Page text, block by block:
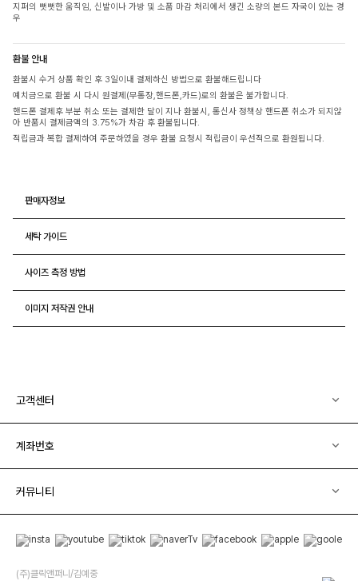
지퍼의 뻣뻣한 움직임, 신발이나 가방 및 소품 마감 처리에서 생긴 소량의 본드 자국이 있는 경
우
환불 안내
환불시 수거 상품 확인 후 3일이내 결제하신 방법으로 환불해드립니다
예치금으로 환불 시 다시 원결제(무통장,핸드폰,카드)로의 환불은 불가합니다.
핸드폰 결제후 부분 취소 또는 결제한 달이 지나 환불시, 통신사 정책상 핸드폰 취소가 되지않
아 반품시 결제금액의 3.75%가 차감 후 환불됩니다.
적립금과 복합 결제하여 주문하였을 경우 환불 요청시 적립금이 우선적으로 환원됩니다.
판매자정보
세탁 가이드
사이즈 측정 방법
이미지 저작권 안내
고객센터
계좌번호
커뮤니티
(주)클릭앤퍼니/김예중